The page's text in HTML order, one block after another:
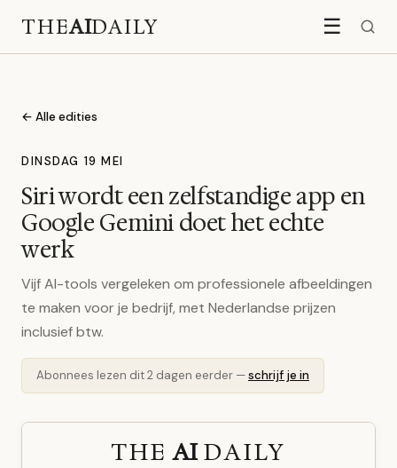
THEAIDAILY ☰
← Alle edities
DINSDAG 19 MEI
Siri wordt een zelfstandige app en
Google Gemini doet het echte
werk
Vijf AI-tools vergeleken om professionele afbeeldingen
te maken voor je bedrijf, met Nederlandse prijzen
inclusief btw.
Abonnees lezen dit 2 dagen eerder —schrijf je in
THE AIDAILY